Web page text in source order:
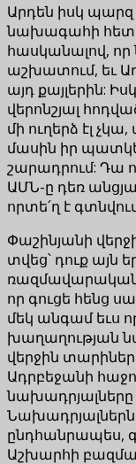
Արդեն իսկ պարզ
նախագահի հետ
հասկանալով, որ
աշխատում, եւ
այդ քայլերին:
վերոնշյալ
մի ուղերձ էլ
մասին իր
շարադրում: Դա
ԱՄՆ-ը դեռ
որտե՛ղ է
Փաշինյանի
տվեց՝ դուք այն
որ գուցե հենց
մեկ անգամ եւս
խաղաղության
վերջին
Ադրբեջանի
նախադրյալները
Նախադրյալներն
ընդհանրապես,
Աշխարհի